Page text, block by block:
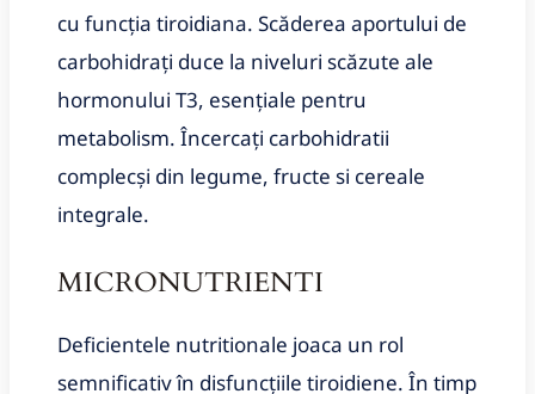
cu funcția tiroidiana. Scăderea aportului de
carbohidrați duce la niveluri scăzute ale
hormonului T3, esențiale pentru
metabolism. Încercați carbohidratii
complecşi din legume, fructe si cereale
integrale.
MICRONUTRIENTI
Deficientele nutritionale joaca un rol
semnificativ în disfuncțiile tiroidiene. În timp